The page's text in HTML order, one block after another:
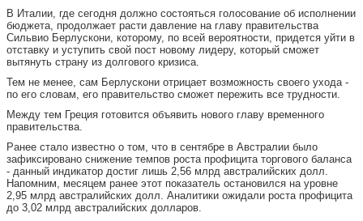
В Италии, где сегодня должно состояться голосование об исполнении
бюджета, продолжает расти давление на главу правительства
Сильвио Берлускони, которому, по всей вероятности, придется уйти в
отставку и уступить свой пост новому лидеру, который сможет
вытянуть страну из долгового кризиса.
Тем не менее, сам Берлускони отрицает возможность своего ухода -
по его словам, его правительство сможет пережить все трудности.
Между тем Греция готовится объявить нового главу временного
правительства.
Ранее стало известно о том, что в сентябре в Австралии было
зафиксировано снижение темпов роста профицита торгового баланса
- данный индикатор достиг лишь 2,56 млрд австралийских долл.
Напомним, месяцем ранее этот показатель остановился на уровне
2,95 млрд австралийских долл. Аналитики ожидали роста профицита
до 3,02 млрд австралийских долларов.